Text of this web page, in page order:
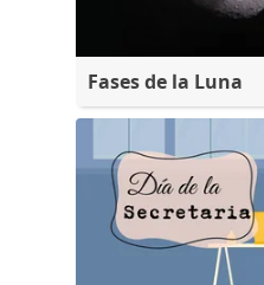
Fases de la Luna